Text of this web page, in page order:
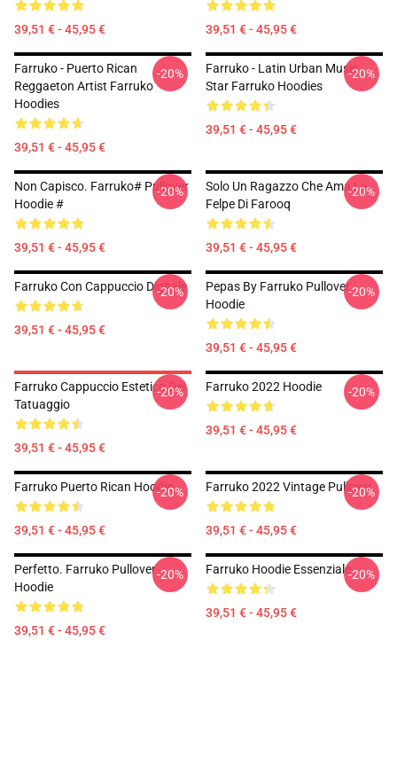
39,51 € - 45,95 € 39,51 € - 45,95 €
Farruko - Puerto Rican
Reggaeton Artist Farruko
Hoodies
39,51 € - 45,95 €
-20%
Farruko - Latin Urban Music
Star Farruko Hoodies
39,51 € - 45,95 €
-20%
Non Capisco. Farruko# Pullover
Hoodie #
39,51 € - 45,95 €
-20%
Solo Un Ragazzo Che Ama Le
Felpe Di Farooq
39,51 € - 45,95 €
-20%
Farruko Con Cappuccio Digitale
39,51 € - 45,95 €
-20%
Pepas By Farruko Pullover
Hoodie
39,51 € - 45,95 €
-20%
Farruko Cappuccio Estetico Del
Tatuaggio
39,51 € - 45,95 €
-20% Farruko 2022 Hoodie
39,51 € - 45,95 €
-20%
Farruko Puerto Rican Hoodie
39,51 € - 45,95 €
-20% Farruko 2022 Vintage Pullover
39,51 € - 45,95 €
-20%
Perfetto. Farruko Pullover
Hoodie
39,51 € - 45,95 €
-20% Farruko Hoodie Essenziale
39,51 € - 45,95 €
-20%